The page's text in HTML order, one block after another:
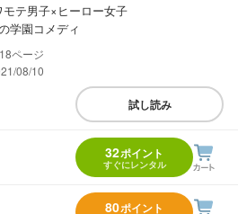
テ男子×ヒーロー女子
学園コメディ
18
08/10
試し読み
32ポイント
すぐにレンタル
80ポイント